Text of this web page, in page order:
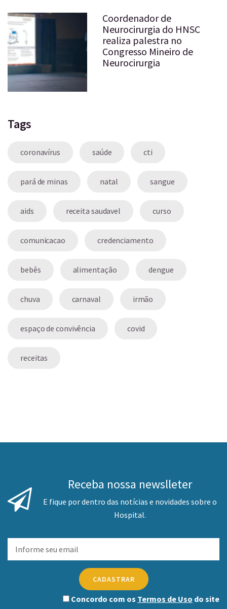
Coordenador de
Neurocirurgia do HNSC
realiza palestra no
Congresso Mineiro de
Neurocirurgia
Tags
coronavírus saúde cti
pará de minas natal sangue
aids receita saudavel curso
comunicacao credenciamento
bebês alimentação dengue
chuva carnaval irmão
espaço de convivência covid
receitas
Receba nossa newslleter
E fique por dentro das notícias e novidades sobre o
Hospital.
CADASTRAR
Concordo com os Termos de Uso do site